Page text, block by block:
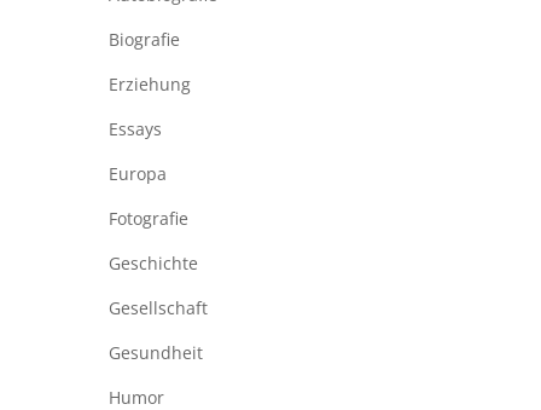
Biografie
Erziehung
Essays
Europa
Fotografie
Geschichte
Gesellschaft
Gesundheit
Humor